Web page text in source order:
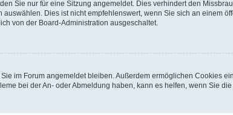
Sie nur für eine Sitzung angemeldet. Dies verhindert den
Dies ist nicht empfehlenswert, wenn Sie sich an einem
von der Board-Administration ausgeschaltet.
im Forum angemeldet bleiben. Außerdem ermöglichen Cookies
bei der An- oder Abmeldung haben, kann es helfen, wenn Sie